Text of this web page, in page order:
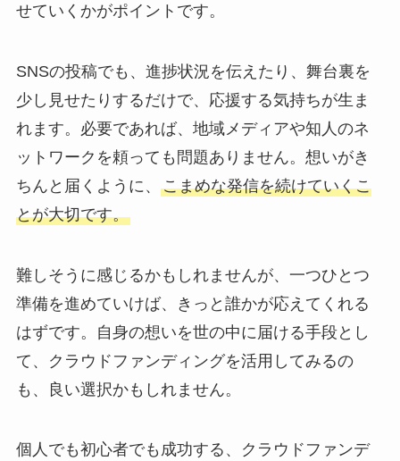
せていくかがポイントです。
SNSの投稿でも、進捗状況を伝えたり、舞台裏を
少し見せたりするだけで、応援する気持ちが生ま
れます。必要であれば、地域メディアや知人のネ
ットワークを頼っても問題ありません。想いがき
ちんと届くように、 こまめな発信を続けていくこ
とが大切です。
難しそうに感じるかもしれませんが、一つひとつ
準備を進めていけば、きっと誰かが応えてくれる
はずです。自身の想いを世の中に届ける手段とし
て、クラウドファンディングを活用してみるの
も、良い選択かもしれません。
個人でも初心者でも成功する、クラウドファンデ